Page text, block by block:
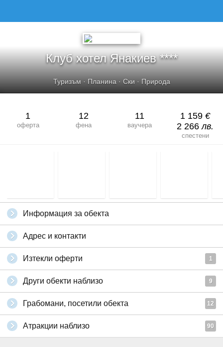
Клуб хотел Янакиев ****
Туризъм· Планина· Ски· Природа
1
оферта
12
фена
11
ваучера
1 159 €
2 266лв.
спестени
Информация за обекта
Адрес и контакти
Изтекли оферти 1
Други обекти наблизо 9
Грабомани, посетили обекта 12
Атракции наблизо 90